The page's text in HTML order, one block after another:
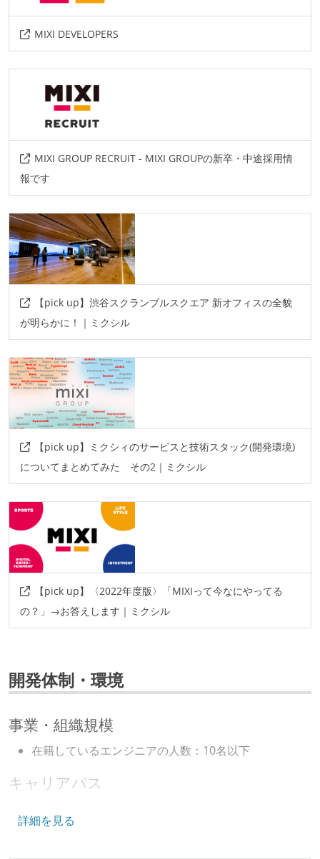
MIXI DEVELOPERS
MIXI GROUP RECRUIT - MIXI GROUPの新卒・中途採用情
報です
【pick up】渋谷スクランブルスクエア 新オフィスの全貌
が明らかに！｜ミクシル
【pick up】ミクシィのサービスと技術スタック(開発環境)
についてまとめてみた その2｜ミクシル
【pick up】〈2022年度版〉「MIXIって今なにやってる
の？」→お答えします｜ミクシル
開発体制・環境
事業・組織規模
在籍しているエンジニアの人数：10名以下
キャリアパス
いる
詳細を見る